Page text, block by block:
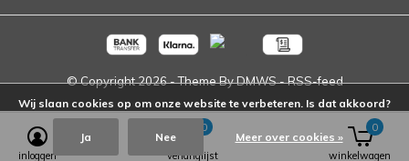
© Copyright2026- Theme ByDMWS-RSS-feed
inloggen verlanglijst
0
winkelwagen
0
Wij slaan cookies op om onze website te verbeteren. Is dat akkoord?
Ja Nee Meer over cookies »